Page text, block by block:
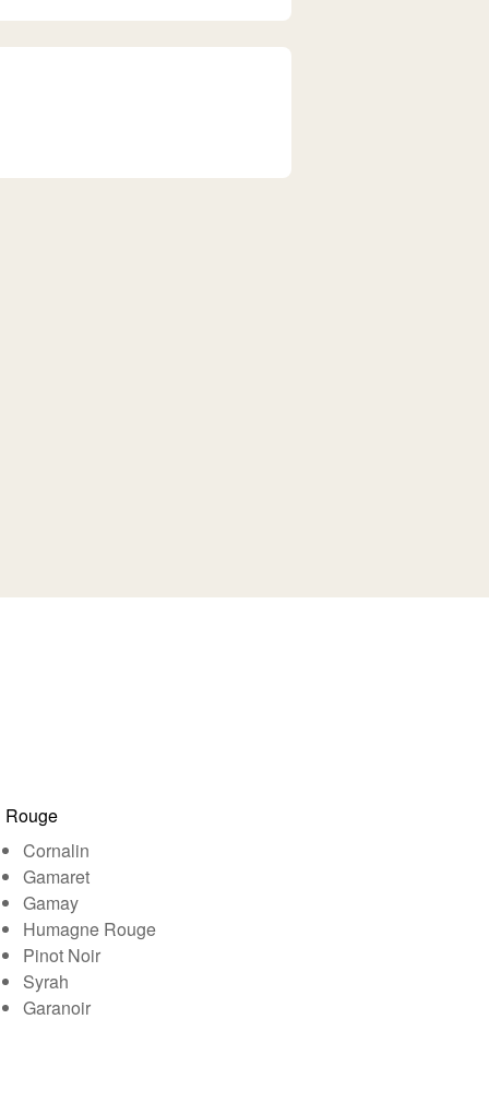
Rouge
Cornalin
Gamaret
Gamay
Humagne Rouge
Pinot Noir
Syrah
Garanoir